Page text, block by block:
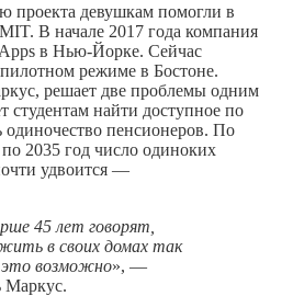
проекта девушкам помогли в
В начале 2017 года компания
в Нью-Йорке. Сейчас
режиме в Бостоне.
решает две проблемы одним
найти доступное по
одиночество пенсионеров. По
2035 год число одиноких
удвоится —
45 лет говорят,
в своих домах так
это возможно», —
Маркус.